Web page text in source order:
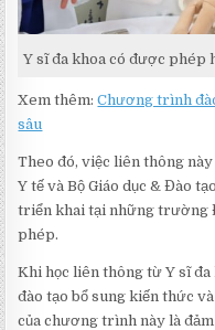
Y sĩ đa khoa có được phép
Xem thêm:Chương trình
sâu
Theo đó, việc liên thông
Y tế và Bộ Giáo dục & Đào
triển khai tại những trường
phép.
Khi học liên thông từ Y sĩ
đào tạo bổ sung kiến thức
của chương trình này là